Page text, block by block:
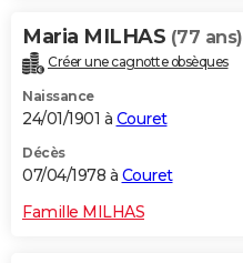
Maria MILHAS (77 ans)
Créer une cagnotte obsèques
Naissance
24/01/1901 à Couret
Décès
07/04/1978 à Couret
Famille MILHAS